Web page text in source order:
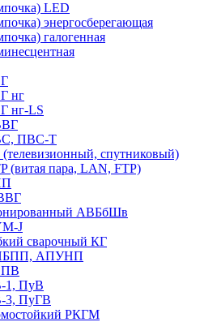
LED
энергосберегающая
галогенная
нг
нг-LS
ПВС-Т
спутниковый)
(витая пара, LAN, FTP)
АВБбШв
J
сварочный КГ
АПУНП
1, ПуВ
3, ПуГВ
РКГМ